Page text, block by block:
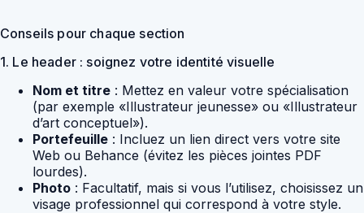
Conseils pour chaque section
1. Le header : soignez votre identité visuelle
Nom et titre : Mettez en valeur votre spécialisation
(par exemple «Illustrateur jeunesse» ou «Illustrateur
d’art conceptuel»).
Portefeuille : Incluez un lien direct vers votre site
Web ou Behance (évitez les pièces jointes PDF
lourdes).
Photo : Facultatif, mais si vous l’utilisez, choisissez un
visage professionnel qui correspond à votre style.